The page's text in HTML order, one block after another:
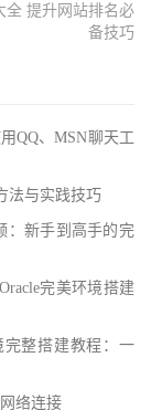
全 提升网站排名必
备技巧
QQ、MSN聊天工
法与实践技巧
：新手到高手的完
完美环境搭建
完整搭建教程：一
络连接